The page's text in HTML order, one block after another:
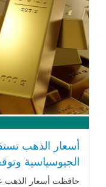
أسعار الذهب
الجيوسياسية
المركزية